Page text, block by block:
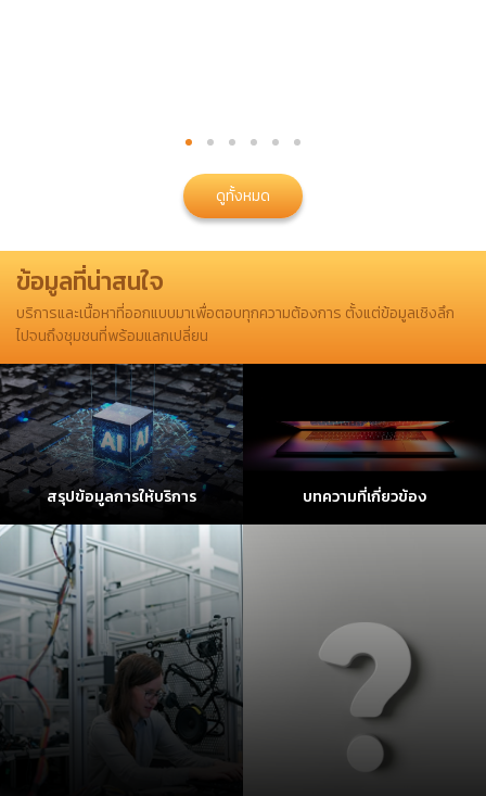
ดูทั้งหมด
ข้อมูลที่น่าสนใจ
บริการและเนื้อหาที่ออกแบบมาเพื่อตอบทุกความต้องการ ตั้งแต่ข้อมูลเชิงลึก
ไปจนถึงชุมชนที่พร้อมแลกเปลี่ยน
สรุปข้อมูลการให้บริการ บทความที่เกี่ยวข้อง